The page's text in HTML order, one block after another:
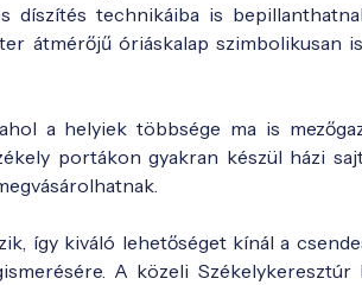
díszítés technikáiba is
átmérőjű óriáskalap szimbolikusan
a helyiek többsége ma is
portákon gyakran készül házi
így kiváló lehetőséget kínál a
A közeli